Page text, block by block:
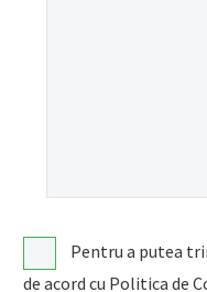
Pentru a putea
de acord cu Politica de